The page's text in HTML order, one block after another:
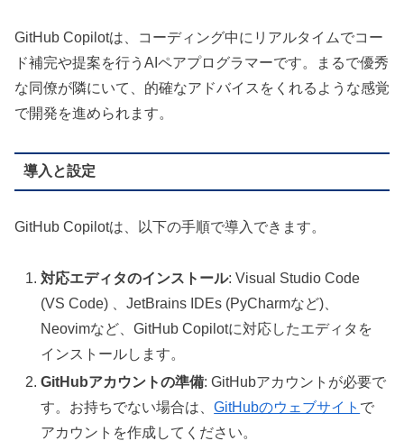
GitHub Copilotは、コーディング中にリアルタイムでコー
ド補完や提案を行うAIペアプログラマーです。まるで優秀
な同僚が隣にいて、的確なアドバイスをくれるような感覚
で開発を進められます。
導入と設定
GitHub Copilotは、以下の手順で導入できます。
対応エディタのインストール: Visual Studio Code
(VS Code) 、JetBrains IDEs (PyCharmなど)、
Neovimなど、GitHub Copilotに対応したエディタを
インストールします。
GitHubアカウントの準備: GitHubアカウントが必要で
す。お持ちでない場合は、GitHubのウェブサイト で
アカウントを作成してください。